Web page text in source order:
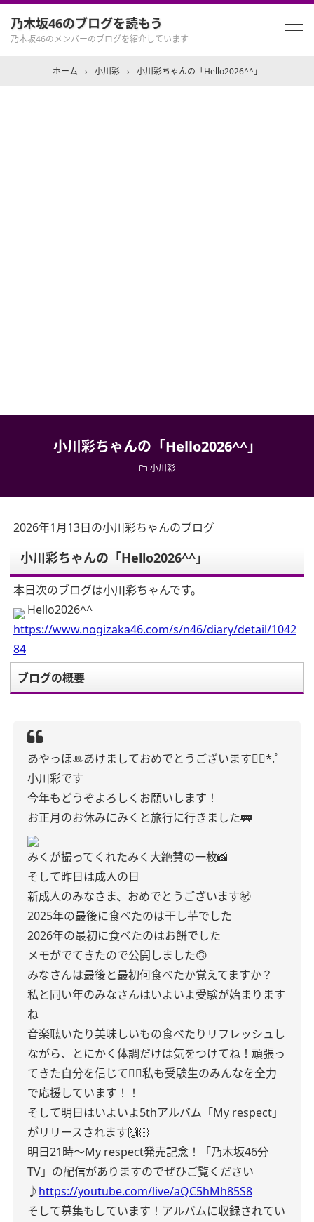
乃木坂46のブログを読もう
乃木坂46のメンバーのブログを紹介しています
ホーム › 小川彩 › 小川彩ちゃんの「Hello2026^^」
小川彩ちゃんの「Hello2026^^」
小川彩
2026年1月13日の小川彩ちゃんのブログ
小川彩ちゃんの「Hello2026^^」
本日次のブログは小川彩ちゃんです。
Hello2026^^
https://www.nogizaka46.com/s/n46/diary/detail/1042
84
ブログの概要
あやっほꔛ‬あけましておめでとうございます❁⃘*.ﾟ
小川彩です
今年もどうぞよろしくお願いします！
お正月のお休みにみくと旅行に行きました🚃
みくが撮ってくれたみく大絶賛の一枚📸
そして昨日は成人の日
新成人のみなさま、おめでとうございます㊗️
2025年の最後に食べたのは干し芋でした
2026年の最初に食べたのはお餅でした
メモがでてきたので公開しました🙃
みなさんは最後と最初何食べたか覚えてますか？
私と同い年のみなさんはいよいよ受験が始まります
ね
音楽聴いたり美味しいもの食べたりリフレッシュし
ながら、とにかく体調だけは気をつけてね！頑張っ
てきた自分を信じて✊🏻私も受験生のみんなを全力
で応援しています！！
そして明日はいよいよ5thアルバム「My respect」
がリリースされます🙌🏻
明日21時～My respect発売記念！「乃木坂46分
TV」の配信がありますのでぜひご覧ください
♪ https://youtube.com/live/aQC5hMh85S8
そして募集もしています！ アルバムに収録されてい